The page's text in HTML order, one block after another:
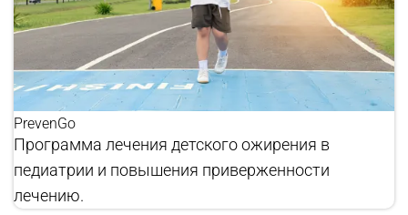
PrevenGo
Программа лечения детского ожирения в
педиатрии и повышения приверженности
лечению.